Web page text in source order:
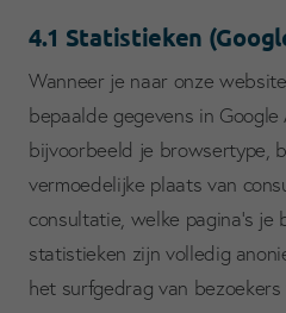
4.1 Statistieken
Wanneer je naar onze
bepaalde gegevens in
bijvoorbeeld je browsertype,
vermoedelijke plaats van
consultatie, welke pagina’s je
statistieken zijn volledig
het surfgedrag van